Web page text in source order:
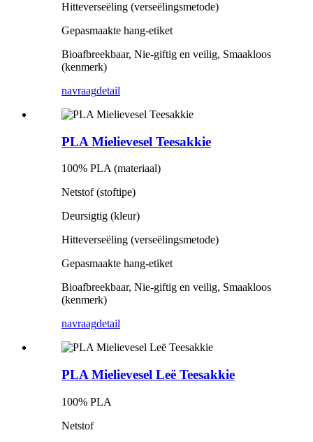
Hitteverseëling (verseëlingsmetode)
Gepasmaakte hang-etiket
Bioafbreekbaar, Nie-giftig en veilig, Smaakloos
(kenmerk)
navraagdetail
PLA Mielievesel Teesakkie
100% PLA (materiaal)
Netstof (stoftipe)
Deursigtig (kleur)
Hitteverseëling (verseëlingsmetode)
Gepasmaakte hang-etiket
Bioafbreekbaar, Nie-giftig en veilig, Smaakloos
(kenmerk)
navraagdetail
PLA Mielievesel Leë Teesakkie
100% PLA
Netstof